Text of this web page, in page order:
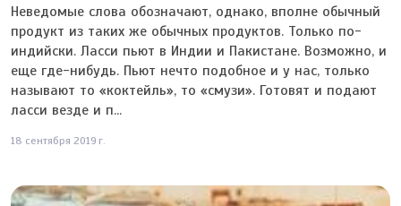
Неведомые слова обозначают, однако, вполне обычный
продукт из таких же обычных продуктов. Только по-
индийски. Ласси пьют в Индии и Пакистане. Возможно, и
еще где-нибудь. Пьют нечто подобное и у нас, только
называют то «коктейль», то «смузи». Готовят и подают
ласси везде и п...
18 сентября 2019 г.